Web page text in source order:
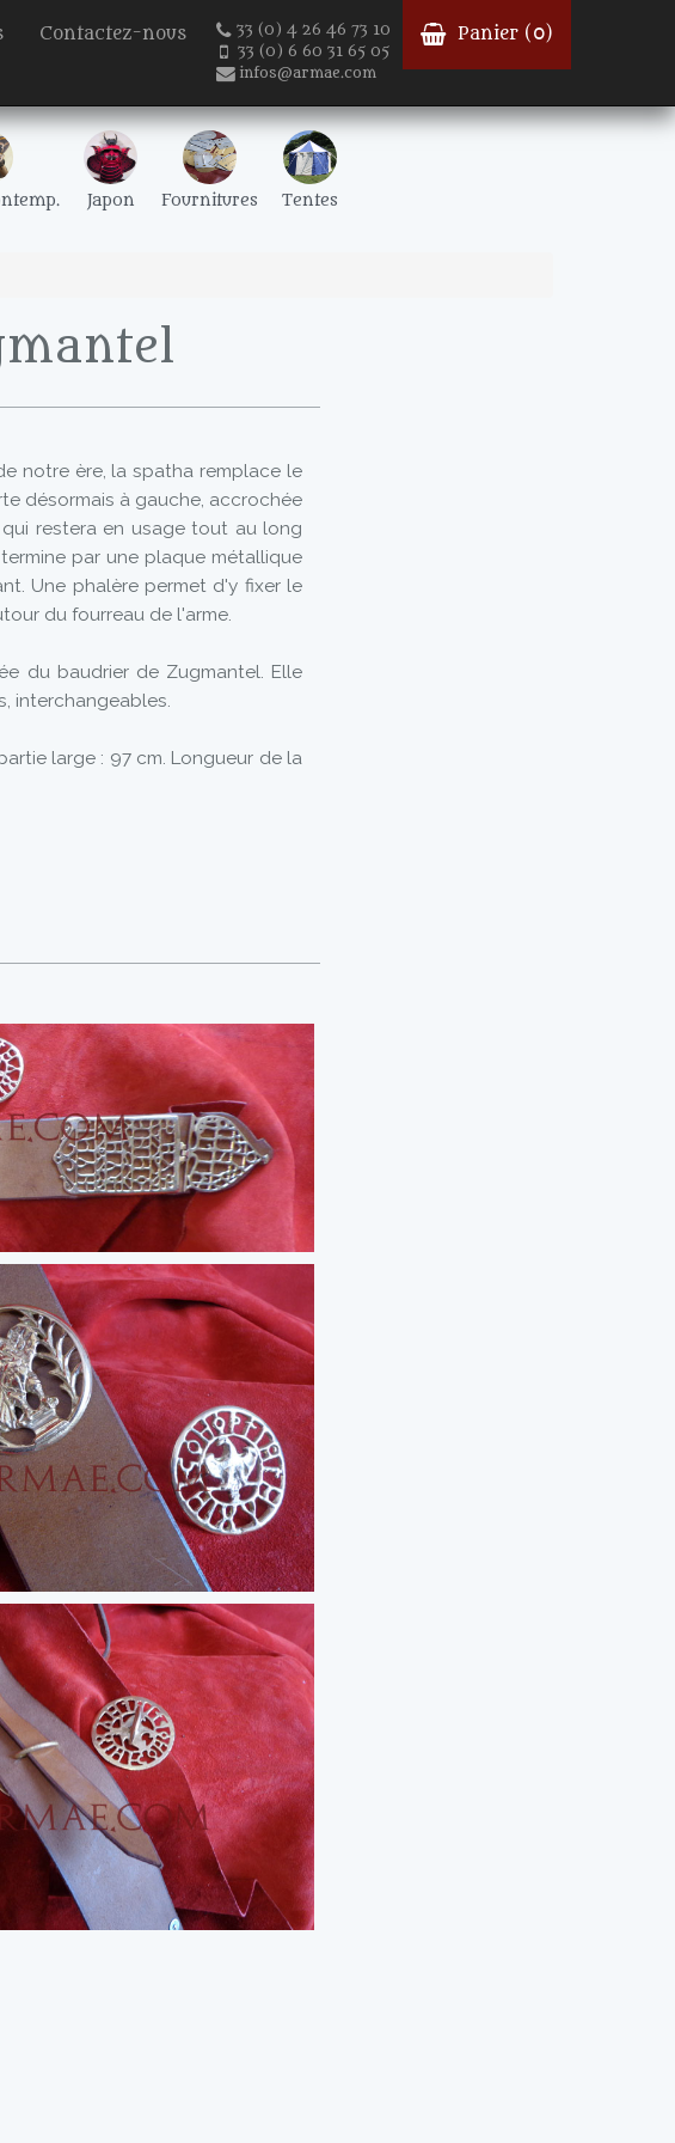
Contactez-nous
33 (0) 4 26 46 73 10
33 (0) 6 60 31 65 05
infos@armae.com
Panier ( 0)
Japon Fournitures Tentes
notre ère, la spatha remplace le
désormais à gauche, accrochée
restera en usage tout au long
par une plaque métallique
Une phalère permet d'y fixer le
du fourreau de l'arme.
du baudrier de Zugmantel. Elle
interchangeables.
large : 97 cm. Longueur de la